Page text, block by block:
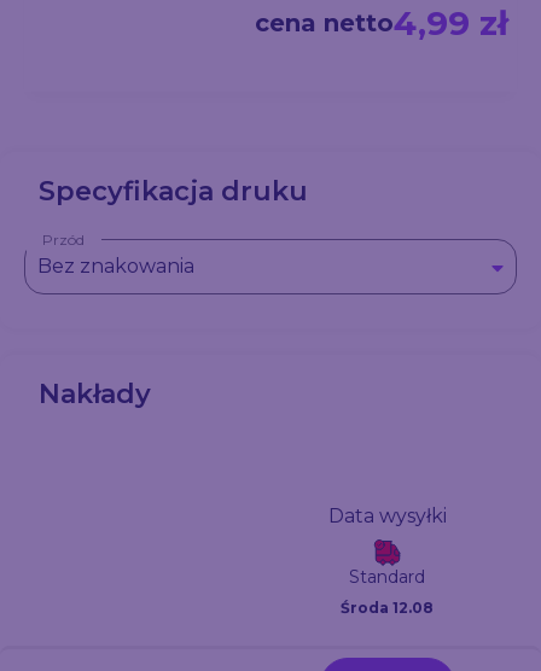
cena netto4,99 zł
Specyfikacja druku
Przód
Bez znakowania
Nakłady
Data wysyłki
Standard
Środa 12.08